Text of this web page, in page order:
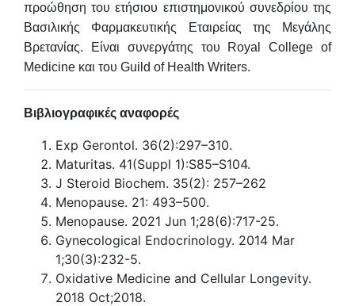
προώθηση του ετήσιου επιστημονικού συνεδρίου της
Βασιλικής Φαρμακευτικής Εταιρείας της Μεγάλης
Βρετανίας. Είναι συνεργάτης του Royal College of
Medicine και του Guild of Health Writers.
Βιβλιογραφικές αναφορές
Exp Gerontol. 36(2):297–310.
Maturitas. 41(Suppl 1):S85–S104.
J Steroid Biochem. 35(2): 257–262
Menopause. 21: 493–500.
Menopause. 2021 Jun 1;28(6):717-25.
Gynecological Endocrinology. 2014 Mar
1;30(3):232-5.
Oxidative Medicine and Cellular Longevity.
2018 Oct;2018.